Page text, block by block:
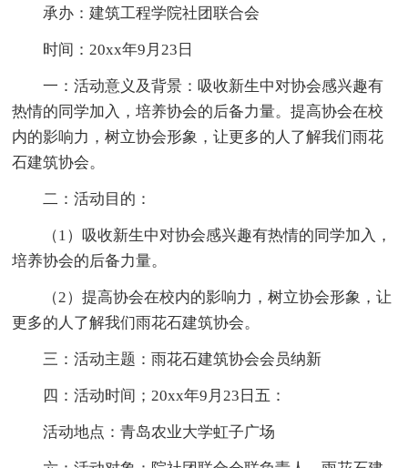
承办：建筑工程学院社团联合会
时间：20xx年9月23日
一：活动意义及背景：吸收新生中对协会感兴趣有
热情的同学加入，培养协会的后备力量。提高协会在校
内的影响力，树立协会形象，让更多的人了解我们雨花
石建筑协会。
二：活动目的：
（1）吸收新生中对协会感兴趣有热情的同学加入，
培养协会的后备力量。
（2）提高协会在校内的影响力，树立协会形象，让
更多的人了解我们雨花石建筑协会。
三：活动主题：雨花石建筑协会会员纳新
四：活动时间；20xx年9月23日五：
活动地点：青岛农业大学虹子广场